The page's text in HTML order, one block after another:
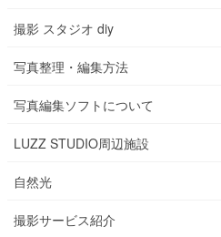
撮影 スタジオ diy
写真整理・編集方法
写真編集ソフトについて
LUZZ STUDIO周辺施設
自然光
撮影サービス紹介